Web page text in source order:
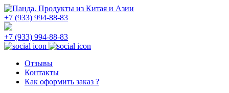
+7 (933) 994-88-83
+7 (933) 994-88-83
Отзывы
Контакты
Как оформить заказ ?